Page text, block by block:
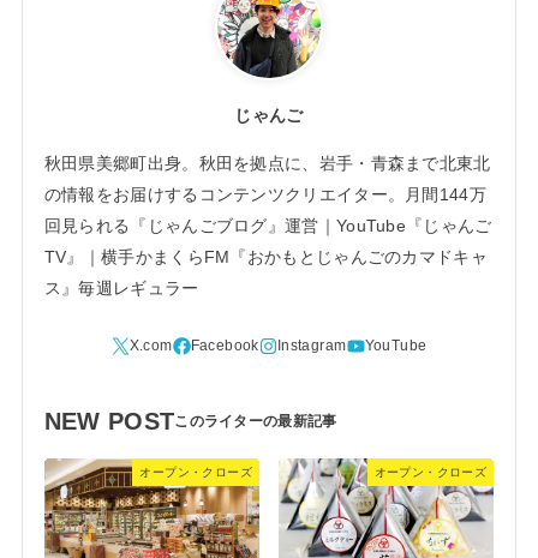
じゃんご
秋田県美郷町出身。秋田を拠点に、岩手・青森まで北東北
の情報をお届けするコンテンツクリエイター。月間144万
回見られる『じゃんごブログ』運営｜YouTube『じゃんご
TV』｜横手かまくらFM『おかもとじゃんごのカマドキャ
ス』毎週レギュラー
NEW POST
オープン・クローズ オープン・クローズ